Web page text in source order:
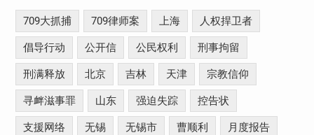
709大抓捕 709律师案 上海 人权捍卫者
倡导行动 公开信 公民权利 刑事拘留
刑满释放 北京 吉林 天津 宗教信仰
寻衅滋事罪 山东 强迫失踪 控告状
支援网络 无锡 无锡市 曹顺利 月度报告